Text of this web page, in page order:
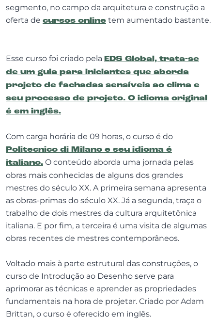
segmento, no campo da arquitetura e construção a
oferta de cursos online tem aumentado bastante.
Esse curso foi criado pela EDS Global, trata-se
de um guia para iniciantes que aborda
projeto de fachadas sensíveis ao clima e
seu processo de projeto. O idioma original
é em inglês.
Com carga horária de 09 horas, o curso é do
Politecnico di Milano e seu idioma é
italiano. O conteúdo aborda uma jornada pelas
obras mais conhecidas de alguns dos grandes
mestres do século XX. A primeira semana apresenta
as obras-primas do século XX. Já a segunda, traça o
trabalho de dois mestres da cultura arquitetônica
italiana. E por fim, a terceira é uma visita de algumas
obras recentes de mestres contemporâneos.
Voltado mais à parte estrutural das construções, o
curso de Introdução ao Desenho serve para
aprimorar as técnicas e aprender as propriedades
fundamentais na hora de projetar. Criado por Adam
Brittan, o curso é oferecido em inglês.